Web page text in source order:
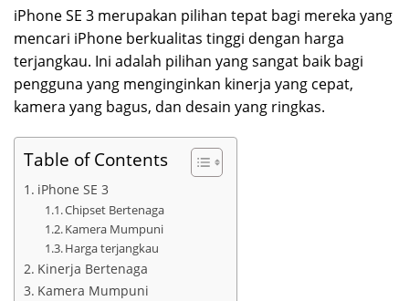
iPhone SE 3 merupakan pilihan tepat bagi mereka yang
mencari iPhone berkualitas tinggi dengan harga
terjangkau. Ini adalah pilihan yang sangat baik bagi
pengguna yang menginginkan kinerja yang cepat,
kamera yang bagus, dan desain yang ringkas.
Table of Contents
iPhone SE 3
Chipset Bertenaga
Kamera Mumpuni
Harga terjangkau
Kinerja Bertenaga
Kamera Mumpuni